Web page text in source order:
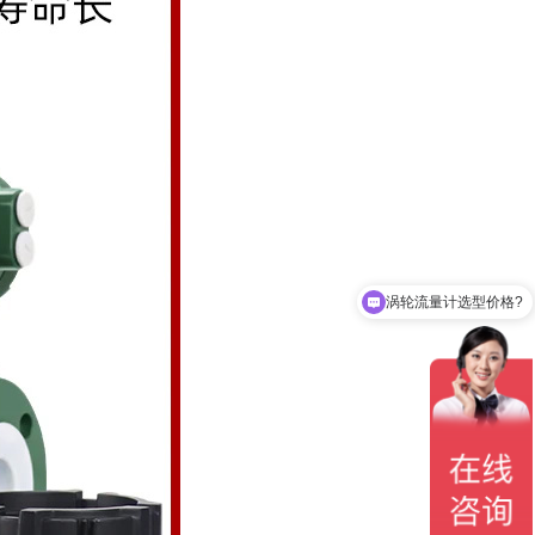
涡轮流量计选型价格?